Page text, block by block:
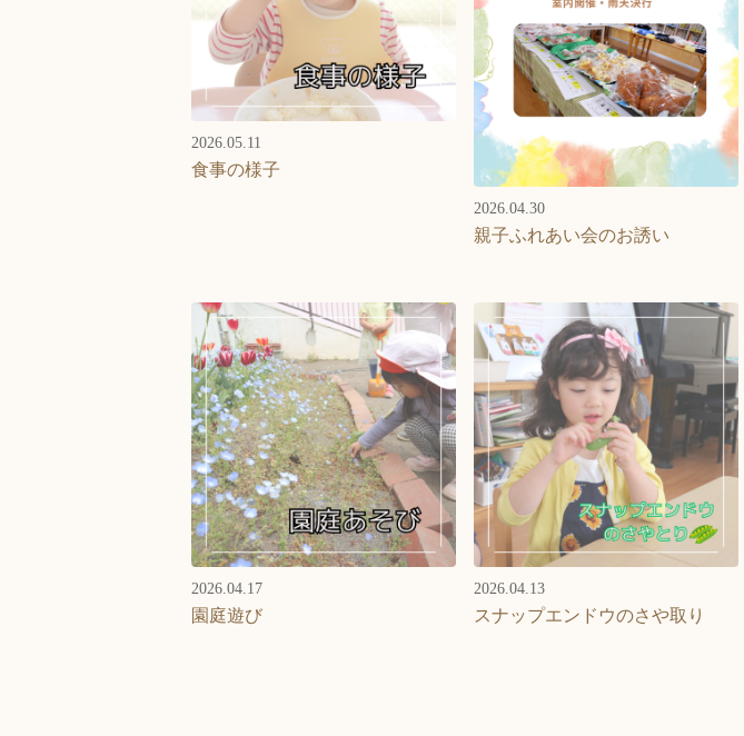
2026.05.11
食事の様子
2026.04.30
親子ふれあい会のお誘い
2026.04.17
園庭遊び
2026.04.13
スナップエンドウのさや取り